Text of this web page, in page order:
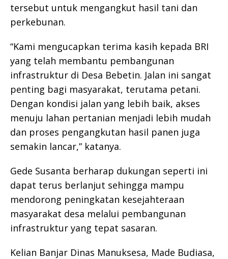
tersebut untuk mengangkut hasil tani dan
perkebunan.
“Kami mengucapkan terima kasih kepada BRI
yang telah membantu pembangunan
infrastruktur di Desa Bebetin. Jalan ini sangat
penting bagi masyarakat, terutama petani.
Dengan kondisi jalan yang lebih baik, akses
menuju lahan pertanian menjadi lebih mudah
dan proses pengangkutan hasil panen juga
semakin lancar,” katanya.
Gede Susanta berharap dukungan seperti ini
dapat terus berlanjut sehingga mampu
mendorong peningkatan kesejahteraan
masyarakat desa melalui pembangunan
infrastruktur yang tepat sasaran.
Kelian Banjar Dinas Manuksesa, Made Budiasa,